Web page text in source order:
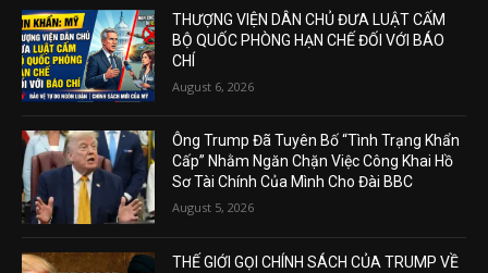
THƯỢNG VIỆN DÂN CHỦ ĐƯA LUẬT CẤM
BỘ QUỐC PHÒNG HẠN CHẾ ĐỐI VỚI BÁO
CHÍ
August 6, 2026
Ông Trump Đã Tuyên Bố “Tình Trạng Khẩn
Cấp” Nhằm Ngăn Chặn Việc Công Khai Hồ
Sơ Tài Chính Của Mình Cho Đài BBC
August 5, 2026
THẾ GIỚI GỌI CHÍNH SÁCH CỦA TRUMP VỀ